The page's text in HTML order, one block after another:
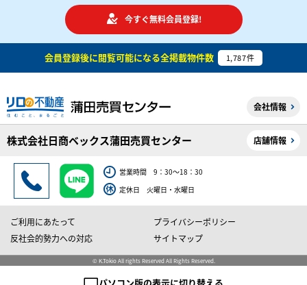
今すぐ無料会員登録!
会員登録後に閲覧可能になる全掲載物件数 1,787件
会社情報
株式会社日商ベックス蒲田売買センター 店舗情報
営業時間 9：30～18：30
定休日 火曜日・水曜日
ご利用にあたって
プライバシーポリシー
反社会的勢力への対応
サイトマップ
© K.Tokio All rights Reserved All Rights Reserved.